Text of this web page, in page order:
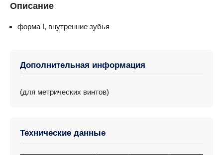
Описание
форма I, внутренние зубья
Дополнительная информация
(для метрических винтов)
Технические данные